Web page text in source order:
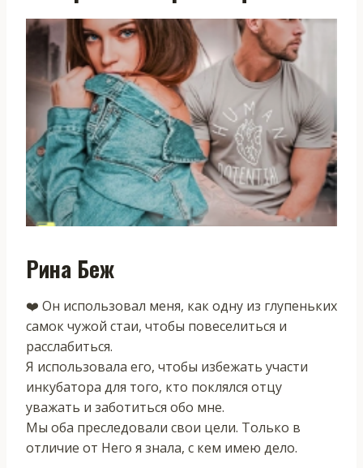
Рина Беж
❤️ Он использовал меня, как одну из глупеньких
самок чужой стаи, чтобы повеселиться и
расслабиться.
Я использовала его, чтобы избежать участи
инкубатора для того, кто поклялся отцу
уважать и заботиться обо мне.
Мы оба преследовали свои цели. Только в
отличие от Него я знала, с кем имею дело.